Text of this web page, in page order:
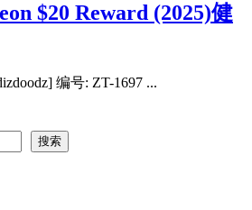
$20 Reward (2025)健
编号: ZT-1697 ...
搜索